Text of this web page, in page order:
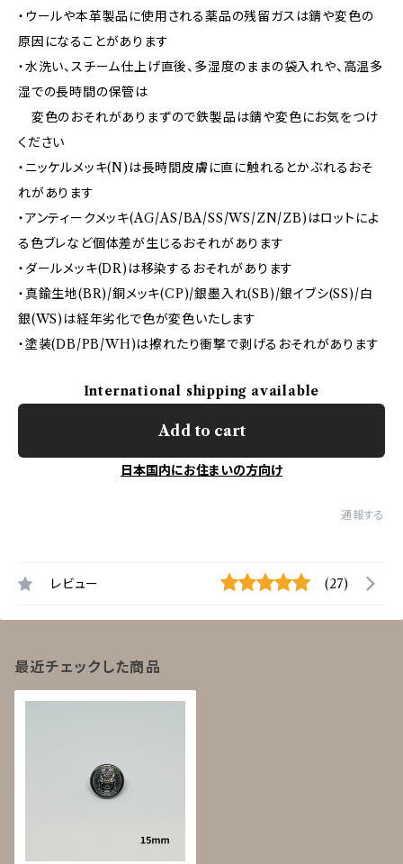
・ウールや本革製品に使用される薬品の残留ガスは錆や変色の
原因になることがあります
・水洗い、スチーム仕上げ直後、多湿度のままの袋入れや、高温多
湿での長時間の保管は
変色のおそれがありまずので鉄製品は錆や変色にお気をつけ
ください
・ニッケルメッキ(N)は長時間皮膚に直に触れるとかぶれるおそ
れがあります
・アンティークメッキ(AG/AS/BA/SS/WS/ZN/ZB)はロットによ
る色ブレなど個体差が生じるおそれがあります
・ダールメッキ(DR)は移染するおそれがあります
・真鍮生地(BR)/銅メッキ(CP)/銀墨入れ(SB)/銀イブシ(SS)/白
銀(WS)は経年劣化で色が変色いたします
・塗装(DB/PB/WH)は擦れたり衝撃で剥げるおそれがあります
International shipping available
Add to cart
日本国内にお住まいの方向け
通報する
レビュー (27)
最近チェックした商品